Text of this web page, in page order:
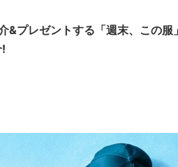
&プレゼントする「週末、この服